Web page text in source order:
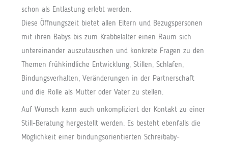
schon als Entlastung erlebt werden.
Diese Öffnungszeit bietet allen Eltern und Bezugspersonen
mit ihren Babys bis zum Krabbelalter einen Raum sich
untereinander auszutauschen und konkrete Fragen zu den
Themen frühkindliche Entwicklung, Stillen, Schlafen,
Bindungsverhalten, Veränderungen in der Partnerschaft
und die Rolle als Mutter oder Vater zu stellen.
Auf Wunsch kann auch unkompliziert der Kontakt zu einer
Still-Beratung hergestellt werden. Es besteht ebenfalls die
Möglichkeit einer bindungsorientierten Schreibaby-